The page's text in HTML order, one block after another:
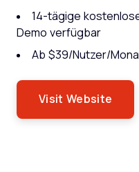
14-tägige
Demo verfügbar
Ab $39/Nutzer/
Visit Website